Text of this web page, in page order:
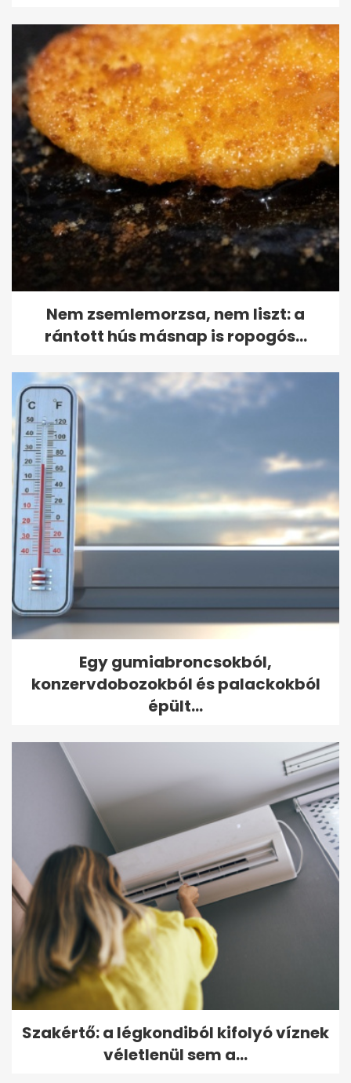
Nem zsemlemorzsa, nem liszt: a
rántott hús másnap is ropogós...
Egy gumiabroncsokból,
konzervdobozokból és palackokból
épült...
Szakértő: a légkondiból kifolyó víznek
véletlenül sem a...